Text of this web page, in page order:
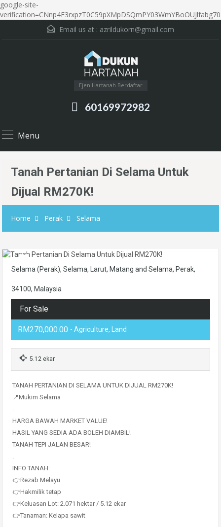
google-site-
verification=CNnp4E3rxpzT0C59pXMpDSQmPY03WmYBoOUJlfabg70
Email us at : azrildukorn@gmail.com
Ejen Hartanah Berdaftar
60169972982
Menu
Tanah Pertanian Di Selama Untuk
Dijual RM270K!
Home Perak Selama
Selama (Perak), Selama, Larut, Matang and Selama, Perak,
34100, Malaysia
For Sale
RM270,000.00 - Agriculture, Land
5.12 ekar
TANAH PERTANIAN DI SELAMA UNTUK DIJUAL RM270K!
📍Mukim Selama
.
HARGA BAWAH MARKET VALUE!
HASIL YANG SEDIA ADA BOLEH DIAMBIL!
TANAH TEPI JALAN BESAR!
.
INFO TANAH:
👉Rezab Melayu
👉Hakmilik tetap
👉Keluasan Lot: 2.071 hektar / 5.12 ekar
👉Tanaman: Kelapa sawit